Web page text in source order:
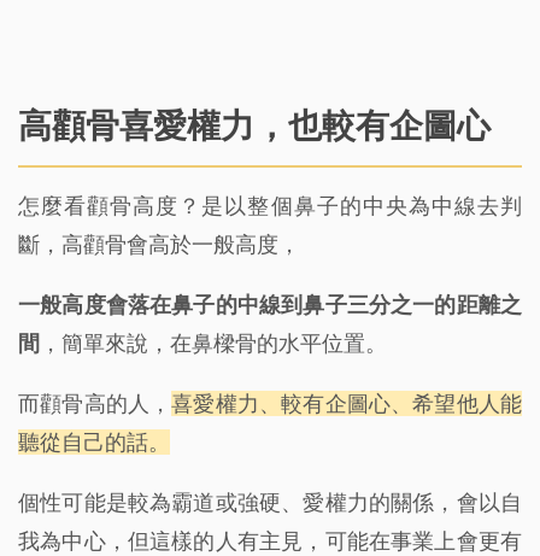
高顴骨喜愛權力，也較有企圖心
怎麼看顴骨高度？是以整個鼻子的中央為中線去判
斷，高顴骨會高於一般高度，
一般高度會落在鼻子的中線到鼻子三分之一的距離之
間 ，簡單來說，在鼻樑骨的水平位置。
而顴骨高的人，喜愛權力、較有企圖心、希望他人能
聽從自己的話。
個性可能是較為霸道或強硬、愛權力的關係，會以自
我為中心，但這樣的人有主見，可能在事業上會更有